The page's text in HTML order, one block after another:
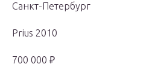
Санкт-Петербург
Prius 2010
700 000 ₽